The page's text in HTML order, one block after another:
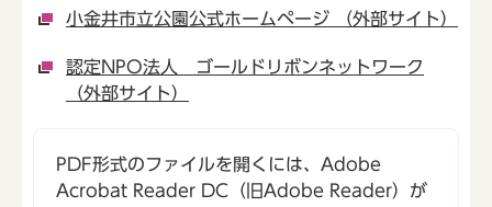
小金井市立公園公式ホームページ （外部サイト）
認定NPO法人 ゴールドリボンネットワーク
（外部サイト）
PDF形式のファイルを開くには、Adobe
Acrobat Reader DC（旧Adobe Reader）が